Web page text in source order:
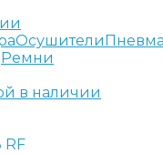
Осушители
Ремни
в наличии
RF